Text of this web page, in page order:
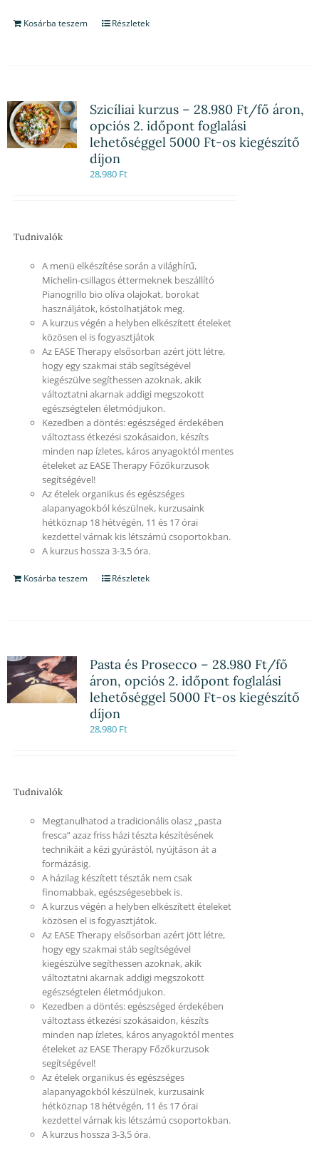
Kosárba teszem Részletek
Szicíliai kurzus – 28.980 Ft/fő áron,
opciós 2. időpont foglalási
lehetőséggel 5000 Ft-os kiegészítő
díjon
28,980 Ft
Tudnivalók
A menü elkészítése során a világhírű,
Michelin-csillagos éttermeknek beszállító
Pianogrillo bio olíva olajokat, borokat
használjátok, kóstolhatjátok meg.
A kurzus végén a helyben elkészített ételeket
közösen el is fogyasztjátok
Az EASE Therapy elsősorban azért jött létre,
hogy egy szakmai stáb segítségével
kiegészülve segíthessen azoknak, akik
változtatni akarnak addigi megszokott
egészségtelen életmódjukon.
Kezedben a döntés: egészséged érdekében
változtass étkezési szokásaidon, készíts
minden nap ízletes, káros anyagoktól mentes
ételeket az EASE Therapy Főzőkurzusok
segítségével!
Az ételek organikus és egészséges
alapanyagokból készülnek, kurzusaink
hétköznap 18 hétvégén, 11 és 17 órai
kezdettel várnak kis létszámú csoportokban.
A kurzus hossza 3-3,5 óra.
Kosárba teszem Részletek
Pasta és Prosecco – 28.980 Ft/fő
áron, opciós 2. időpont foglalási
lehetőséggel 5000 Ft-os kiegészítő
díjon
28,980 Ft
Tudnivalók
Megtanulhatod a tradicionális olasz „pasta
fresca” azaz friss házi tészta készítésének
technikáit a kézi gyúrástól, nyújtáson át a
formázásig.
A házilag készített tészták nem csak
finomabbak, egészségesebbek is.
A kurzus végén a helyben elkészített ételeket
közösen el is fogyasztjátok.
Az EASE Therapy elsősorban azért jött létre,
hogy egy szakmai stáb segítségével
kiegészülve segíthessen azoknak, akik
változtatni akarnak addigi megszokott
egészségtelen életmódjukon.
Kezedben a döntés: egészséged érdekében
változtass étkezési szokásaidon, készíts
minden nap ízletes, káros anyagoktól mentes
ételeket az EASE Therapy Főzőkurzusok
segítségével!
Az ételek organikus és egészséges
alapanyagokból készülnek, kurzusaink
hétköznap 18 hétvégén, 11 és 17 órai
kezdettel várnak kis létszámú csoportokban.
A kurzus hossza 3-3,5 óra.